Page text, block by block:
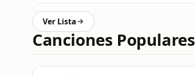
Ver Lista
Canciones Populares